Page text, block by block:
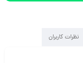
نظرات کاربران